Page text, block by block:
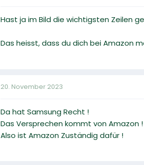
Hast ja im Bild die wichtigsten Zeilen
Das heisst, dass du dich bei Amazon
20. November 2023
Da hat Samsung Recht !
Das Versprechen kommt von Amazon !
Also ist Amazon Zuständig dafür !